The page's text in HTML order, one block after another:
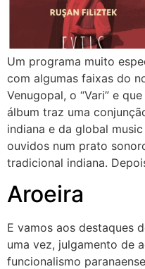
Um programa muito
com algumas faixas do
Venugopal, o “Vari” e
álbum traz uma
indiana e da global
ouvidos num prato
tradicional indiana.
Aroeira
E vamos aos destaques
uma vez, julgamento de
funcionalismo